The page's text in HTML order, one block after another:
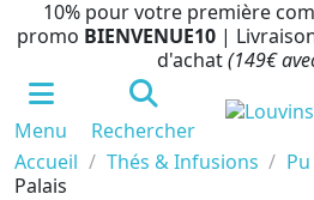
10% pour votre première
promo BIENVENUE10 |
d'achat(149€
Menu Rechercher
Accueil
Thés & Infusions
Palais